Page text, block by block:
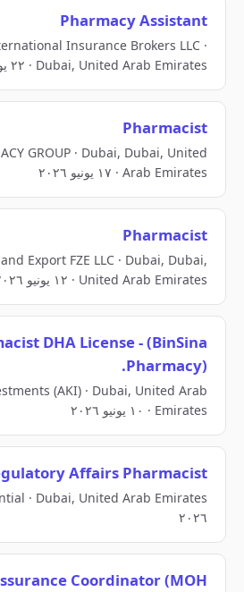
Pharmacy Assistant
Insurance Brokers LLC ·
Dubai, United Arab Emirates · ٢٢ يوليو ٢٠٢٦
Pharmacist
GROUP · Dubai, Dubai, United
Arab Emirates · ١٧ يونيو ٢٠٢٦
Pharmacist
Export FZE LLC · Dubai, Dubai,
United Arab Emirates · ١٢ يونيو ٢٠٢٦
DHA License - (BinSina
Pharmacy).
(AKI) · Dubai, United Arab
Emirates · ١٠ يونيو ٢٠٢٦
Affairs Pharmacist
٢٠٢٦
Coordinator (MOH